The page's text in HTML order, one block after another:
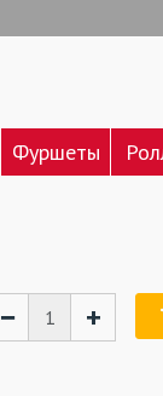
Фуршеты
− +